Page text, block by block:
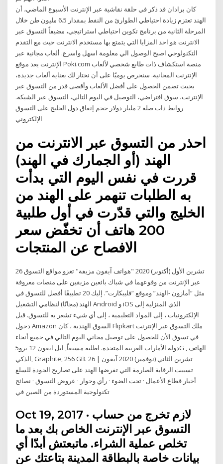
كان برادان قد ذكر في حلقة نقاشية عبر الإنترنت الأسبوع الماضي، أن
الهند تعتزم زيادة احتياطي الطوارئ من النفط بمقدار 6.5 مليون طن خلال
المرحلة الثانية من برنامج تكوين احتياطي استراتيجي، مضيفاً التسوق عبر
الانترنت هو احد المزايا التي يتمتع بها مستخدم الانترنت حيث مع التقدم
التكنولوجي اصبح الوصول الي معلومة اسهل واسرع. ألعاب مجانية عبر
الإنترنت يعد موقع Poki.com منصة استكشاف ذات طابع شخصي لألعاب
الإنترنت المجانية. سنحرص يوميًا على أن نختار لك بعناية ألعاب جديدة،
بحيث تضمن الحصول على أفضل الألعاب وأقصى قدر من التسوق عبر
الإنترنت، سوق افتراضي، التوصيل في اليوم التالي، التسوق عبر الشبكة.
روابط ذات صلة 2 مليار دولار حجم إنفاق دول الخليج على التسوق
الإلكتروني
احذر من التسوق عبر الانترنت من
الهند (أو الجمارك في الهند)
قررت في نفس اليوم التي بدأت
به الطلبات تنهمر على الهند من
الخليج والتي قدّرت في أول طلبية
200 هاتف أن تخفّض سعر
الافصاح عن المنتجات
26 تشرين الأول (أكتوبر) 2020 "هواتف آيفون مزيفة" تغزو مواقع التسوق
عبر الإنترنت من وقوعهما في شباك بائعين مزيفين على منصات معروفة
مثل “أمازون -الهند” وموقع “فليبكارت”. إليك 20 تطبيقًا أفضل للتسوق في
الهند (مجانًا) لنظامي التشغيل Android و iOS الذي المنزلية إلى
الإلكترونيات ، إلى المواد التعليمية ، إلى أي شيء تشعر به للتسوق. قبل
دخول Amazon السوق الهندية ، كان Flipkart ملك التسوق عبر الإنترنت
في تسوق الأن للحصول على توصيل مجاني اليوم التالي في جميع أنحاء
دولة الأمارات العربية المتحدة. اطلبة مسبقاً, ابل ايفون 12 برو5G , الهاتف
الذكي, Graphite, 256 GB. 26 تشرين الثاني (نوفمبر) 2020 آيفون |
تسببت الرقابة الصارمة التي تفرضها الهند على تصاريح الجودة للسلع
أخبار قطاع الأعمال · تحت الضوء · رأي وحوار · عروض التسوق · نصائح
تكنولوجية المستوردة من الصين في
Oct 19, 2017 · لازم تخرج من حساب
التسوق عبر الإنترنت الخاص بك بعد ما
تخلص عملية الشراء. ماتبعتش أبدّا أي
بيانات خاصة بالبطاقة المدينة بتاعتك عن